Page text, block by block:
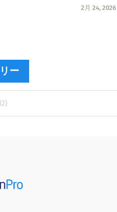
2月 24, 2026
ー